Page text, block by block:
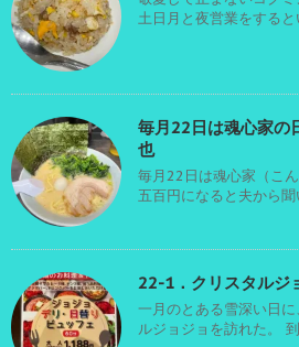
土日月と夜営業をする
毎月22日は魂心家
也
毎月22日は魂心家（こ
五百円になると夫から聞
22-1．クリスタルジ
一月のとある雪深い日
ルジョジョを訪れた。